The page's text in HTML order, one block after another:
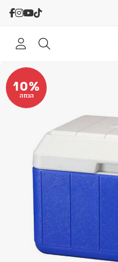
10%
הנחה